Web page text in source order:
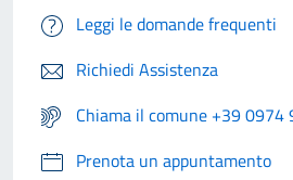
Leggi le domande frequenti
Richiedi Assistenza
Chiama il comune +39 0974
Prenota un appuntamento